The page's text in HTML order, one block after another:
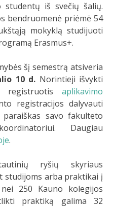
iš svečių šalių.
bendruomenė priėmė 54
mokyklą studijuoti
Erasmus+.
šį semestrą atsiveria
10 d. Norintieji išvykti
registruotis aplikavimo
registracijos dalyvauti
savo fakulteto
Daugiau
.
ryšių skyriaus
studijoms arba praktikai į
250 Kauno kolegijos
praktiką galima 32